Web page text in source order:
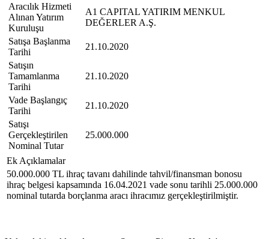
Aracılık Hizmeti
Alınan Yatırım
Kuruluşu
A1 CAPITAL YATIRIM MENKUL
DEĞERLER A.Ş.
Satışa Başlanma
Tarihi
21.10.2020
Satışın
Tamamlanma
Tarihi
21.10.2020
Vade Başlangıç
Tarihi
21.10.2020
Satışı
Gerçekleştirilen
Nominal Tutar
25.000.000
Ek Açıklamalar
50.000.000 TL ihraç tavanı dahilinde tahvil/finansman bonosu
ihraç belgesi kapsamında 16.04.2021 vade sonu tarihli 25.000.000
nominal tutarda borçlanma aracı ihracımız gerçekleştirilmiştir.